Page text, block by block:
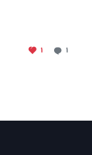
۱ ۱